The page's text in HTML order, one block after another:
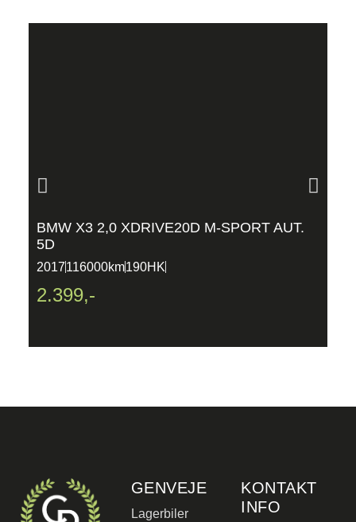
BMW X3 2,0 XDRIVE20D M-SPORT AUT.
5D
2017116000km190HK
2.399,-
GENVEJE
Lagerbiler
KONTAKT
INFO